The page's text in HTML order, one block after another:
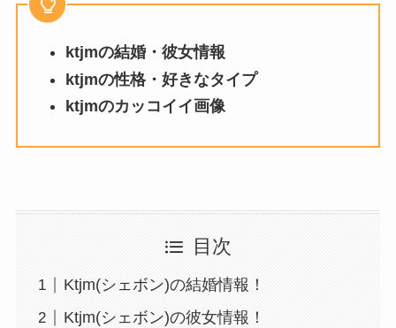
ktjmの結婚・彼女情報
ktjmの性格・好きなタイプ
ktjmのカッコイイ画像
目次
Ktjm(シェボン)の結婚情報！
Ktjm(シェボン)の彼女情報！